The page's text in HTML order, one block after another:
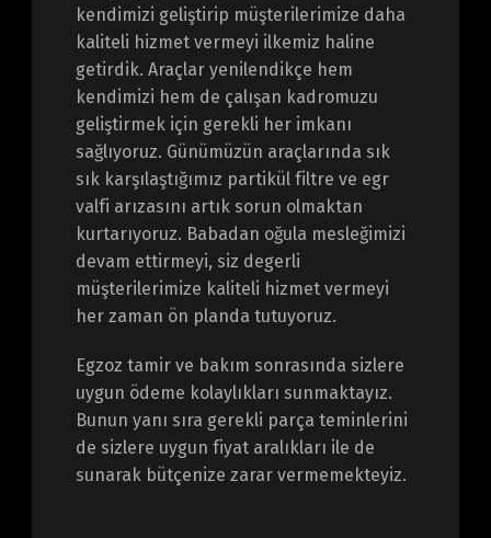
kendimizi geliştirip müşterilerimize daha
kaliteli hizmet vermeyi ilkemiz haline
getirdik. Araçlar yenilendikçe hem
kendimizi hem de çalışan kadromuzu
geliştirmek için gerekli her imkanı
sağlıyoruz. Günümüzün araçlarında sık
sık karşılaştığımız partikül filtre ve egr
valfi arızasını artık sorun olmaktan
kurtarıyoruz. Babadan oğula mesleğimizi
devam ettirmeyi, siz degerli
müşterilerimize kaliteli hizmet vermeyi
her zaman ön planda tutuyoruz.
Egzoz tamir ve bakım sonrasında sizlere
uygun ödeme kolaylıkları sunmaktayız.
Bunun yanı sıra gerekli parça teminlerini
de sizlere uygun fiyat aralıkları ile de
sunarak bütçenize zarar vermemekteyiz.